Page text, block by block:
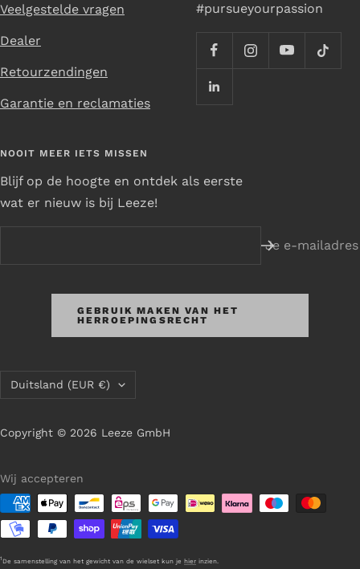
Veelgestelde vragen
Dealer
Retourzendingen
Garantie en reclamaties
#pursueyourpassion
NOOIT MEER IETS MISSEN
Blijf op de hoogte en ontdek als eerste
wat er nieuw is bij Leeze!
Je e-mailadres
GEBRUIK MAKEN VAN HET
HERROEPINGSRECHT
Land/regio Duitsland (EUR €)
Copyright © 2026 Leeze GmbH
Wij accepteren
1 De samenstelling van het gewicht van de wielset kun je hier inzien.